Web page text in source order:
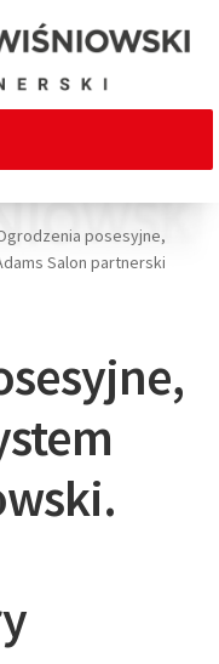
posesyjne,
Salon partnerski